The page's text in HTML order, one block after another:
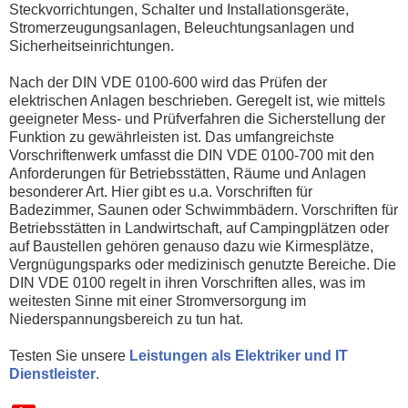
Steckvorrichtungen, Schalter und Installationsgeräte,
Stromerzeugungsanlagen, Beleuchtungsanlagen und
Sicherheitseinrichtungen.
Nach der DIN VDE 0100-600 wird das Prüfen der
elektrischen Anlagen beschrieben. Geregelt ist, wie mittels
geeigneter Mess- und Prüfverfahren die Sicherstellung der
Funktion zu gewährleisten ist. Das umfangreichste
Vorschriftenwerk umfasst die DIN VDE 0100-700 mit den
Anforderungen für Betriebsstätten, Räume und Anlagen
besonderer Art. Hier gibt es u.a. Vorschriften für
Badezimmer, Saunen oder Schwimmbädern. Vorschriften für
Betriebsstätten in Landwirtschaft, auf Campingplätzen oder
auf Baustellen gehören genauso dazu wie Kirmesplätze,
Vergnügungsparks oder medizinisch genutzte Bereiche. Die
DIN VDE 0100 regelt in ihren Vorschriften alles, was im
weitesten Sinne mit einer Stromversorgung im
Niederspannungsbereich zu tun hat.
Testen Sie unsere Leistungen als Elektriker und IT
Dienstleister.